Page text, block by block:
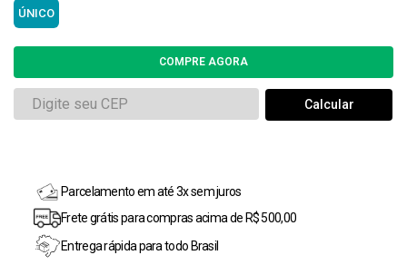
ÚNICO
Parcelamento em até 3x sem juros
Frete grátis para compras acima de R$ 500,00
Entrega rápida para todo Brasil